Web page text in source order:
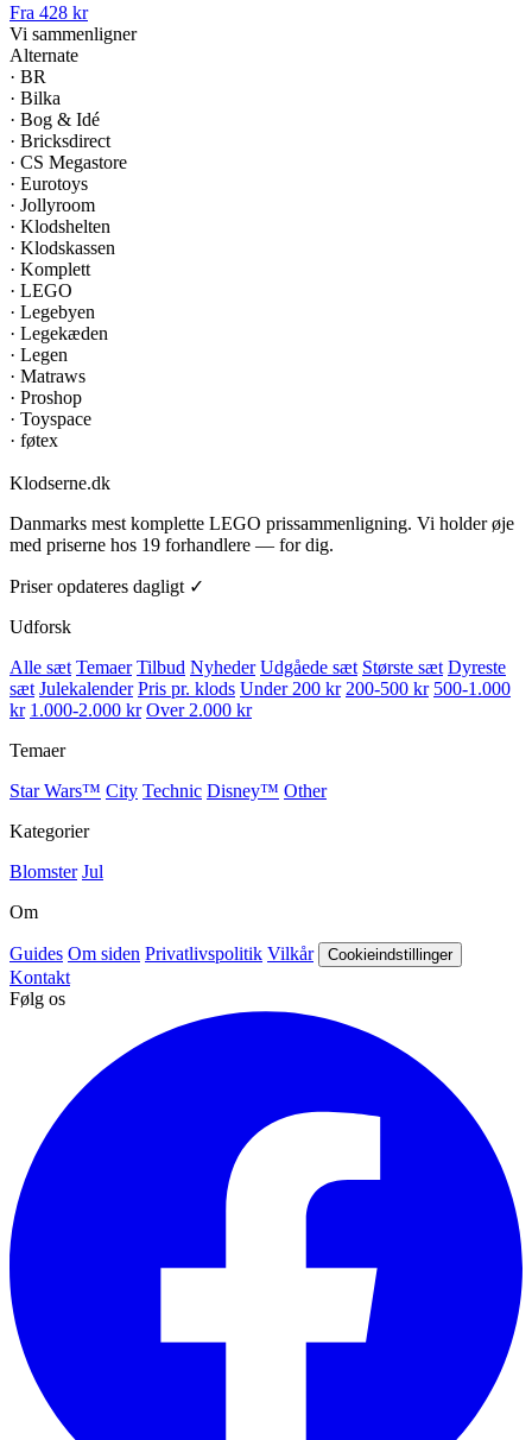
Fra 428 kr
Vi sammenligner
Alternate
· BR
· Bilka
· Bog & Idé
· Bricksdirect
· CS Megastore
· Eurotoys
· Jollyroom
· Klodshelten
· Klodskassen
· Komplett
· LEGO
· Legebyen
· Legekæden
· Legen
· Matraws
· Proshop
· Toyspace
· føtex
Klodserne.dk
Danmarks mest komplette LEGO prissammenligning. Vi holder øje
med priserne hos 19 forhandlere — for dig.
Priser opdateres dagligt ✓
Udforsk
Alle sæt Temaer Tilbud Nyheder Udgåede sæt Største sæt Dyreste
sæt Julekalender Pris pr. klods Under 200 kr 200-500 kr 500-1.000
kr 1.000-2.000 kr Over 2.000 kr
Temaer
Star Wars™ City Technic Disney™ Other
Kategorier
Blomster Jul
Om
Guides Om siden Privatlivspolitik Vilkår Cookieindstillinger
Kontakt
Følg os